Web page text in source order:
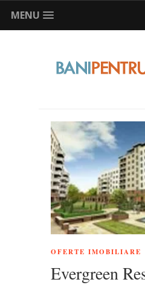
MENU
OFERTE IMOBILIARE
Evergreen